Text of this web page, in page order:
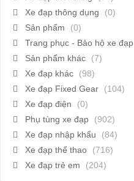
Xe đạp thông dụng
(0)
Sản phẩm
(0)
Trang phục - Bảo hộ xe đạp
Sản phẩm khác
(7)
Xe đạp khác
(98)
Xe đạp Fixed Gear
(104)
Xe đạp điện
(0)
Phụ tùng xe đạp
(902)
Xe đạp nhập khẩu
(84)
Xe đạp thể thao
(716)
Xe đạp trẻ em
(204)